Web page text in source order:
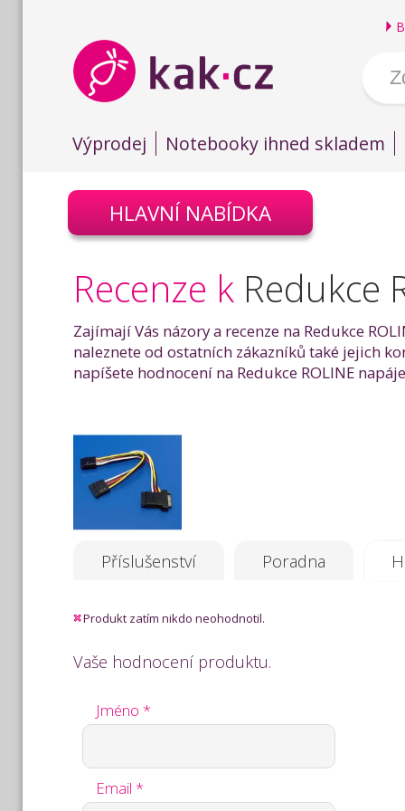
Výprodej Notebooky ihned skladem
HLAVNÍ NABÍDKA
Recenze k Redukce
Zajímají Vás názory a recenze na Redukce
naleznete od ostatních zákazníků také jejich
napíšete hodnocení na Redukce ROLINE
Příslušenství Poradna
Produkt zatím nikdo neohodnotil.
Vaše hodnocení produktu.
Jméno *
Email *